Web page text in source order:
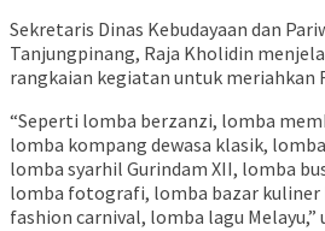
Sekretaris Dinas Kebudayaan dan
Tanjungpinang, Raja Kholidin
rangkaian kegiatan untuk meriahkan
“Seperti lomba berzanzi, lomba
lomba kompang dewasa klasik,
lomba syarhil Gurindam XII, lomba
lomba fotografi, lomba bazar kuliner
fashion carnival, lomba lagu Melayu,”